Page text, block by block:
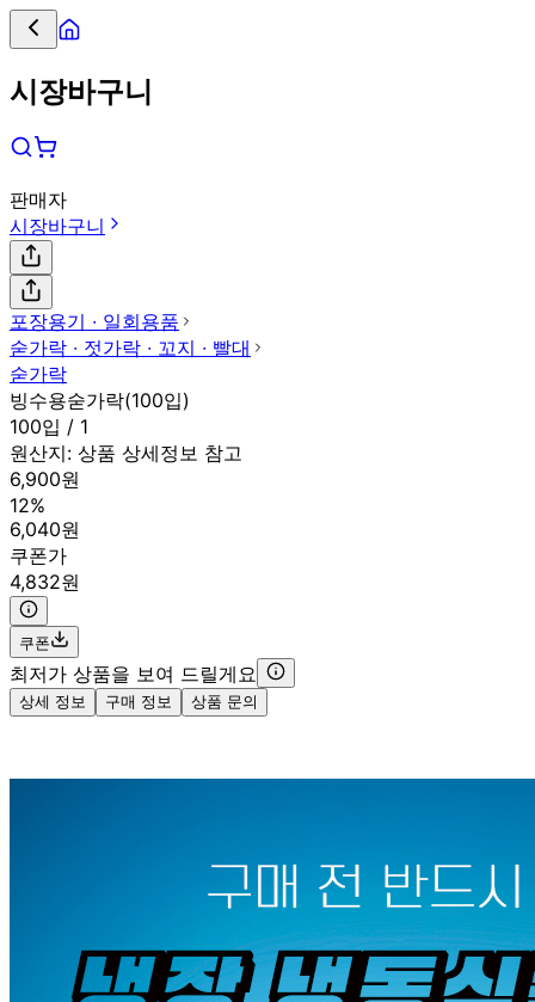
시장바구니
판매자
시장바구니
포장용기 ∙ 일회용품
숟가락 ∙ 젓가락 ∙ 꼬지 ∙ 빨대
숟가락
빙수용숟가락(100입)
100입 / 1
원산지: 상품 상세정보 참고
6,900원
12%
6,040원
쿠폰가
4,832원
쿠폰
최저가 상품을 보여 드릴게요
상세 정보 구매 정보 상품 문의